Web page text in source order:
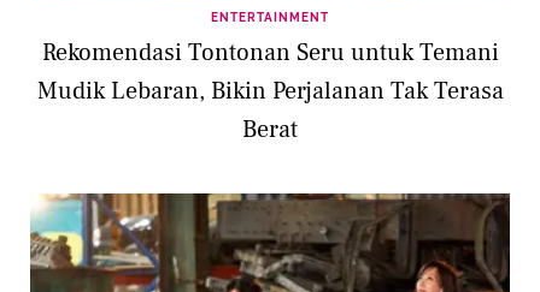
ENTERTAINMENT
Rekomendasi Tontonan Seru untuk Temani
Mudik Lebaran, Bikin Perjalanan Tak Terasa
Berat